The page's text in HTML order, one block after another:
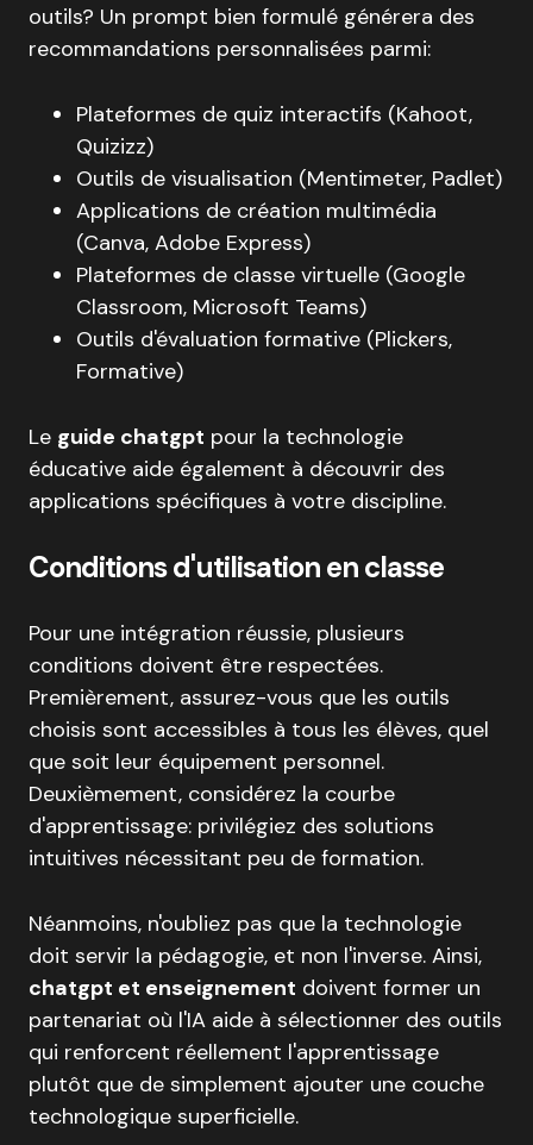
outils? Un prompt bien formulé générera des
recommandations personnalisées parmi:
Plateformes de quiz interactifs (Kahoot,
Quizizz)
Outils de visualisation (Mentimeter, Padlet)
Applications de création multimédia
(Canva, Adobe Express)
Plateformes de classe virtuelle (Google
Classroom, Microsoft Teams)
Outils d'évaluation formative (Plickers,
Formative)
Le guide chatgpt pour la technologie
éducative aide également à découvrir des
applications spécifiques à votre discipline.
Conditions d'utilisation en classe
Pour une intégration réussie, plusieurs
conditions doivent être respectées.
Premièrement, assurez-vous que les outils
choisis sont accessibles à tous les élèves, quel
que soit leur équipement personnel.
Deuxièmement, considérez la courbe
d'apprentissage: privilégiez des solutions
intuitives nécessitant peu de formation.
Néanmoins, n'oubliez pas que la technologie
doit servir la pédagogie, et non l'inverse. Ainsi,
chatgpt et enseignement doivent former un
partenariat où l'IA aide à sélectionner des outils
qui renforcent réellement l'apprentissage
plutôt que de simplement ajouter une couche
technologique superficielle.